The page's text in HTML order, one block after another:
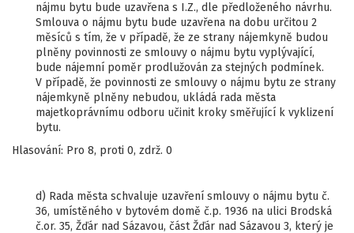
nájmu bytu bude uzavřena s I.Z., dle předloženého návrhu.
Smlouva o nájmu bytu bude uzavřena na dobu určitou 2
měsíců s tím, že v případě, že ze strany nájemkyně budou
plněny povinnosti ze smlouvy o nájmu bytu vyplývající,
bude nájemní poměr prodlužován za stejných podmínek.
V případě, že povinnosti ze smlouvy o nájmu bytu ze strany
nájemkyně plněny nebudou, ukládá rada města
majetkoprávnímu odboru učinit kroky směřující k vyklizení
bytu.
Hlasování: Pro 8, proti 0, zdrž. 0
d) Rada města schvaluje uzavření smlouvy o nájmu bytu č.
36, umístěného v bytovém domě č.p. 1936 na ulici Brodská
č.or. 35, Žďár nad Sázavou, část Žďár nad Sázavou 3, který je